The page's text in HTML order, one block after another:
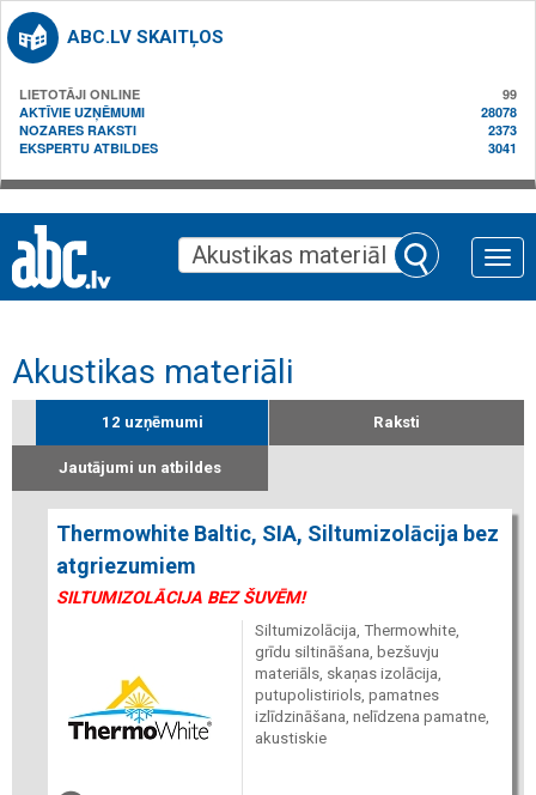
ABC.LV SKAITĻOS
LIETOTĀJI ONLINE
99
AKTĪVIE UZŅĒMUMI
28078
NOZARES RAKSTI
2373
EKSPERTU ATBILDES
3041
Toggle
Akustikas materiāli
12 uzņēmumi Raksti
Jautājumi un atbildes
Thermowhite Baltic, SIA, Siltumizolācija bez
atgriezumiem
SILTUMIZOLĀCIJA BEZ ŠUVĒM!
Siltumizolācija, Thermowhite,
grīdu siltināšana, bezšuvju
materiāls, skaņas izolācija,
putupolistiriols, pamatnes
izlīdzināšana, nelīdzena pamatne,
akustiskie